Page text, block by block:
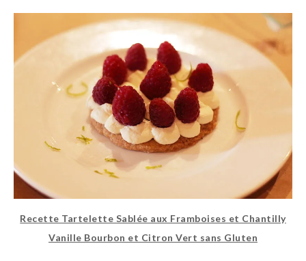
Recette Tartelette Sablée aux Framboises et Chantilly
Vanille Bourbon et Citron Vert sans Gluten